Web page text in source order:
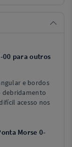
00 para outros
e bordos
debridamento
acesso nos
Morse 0-